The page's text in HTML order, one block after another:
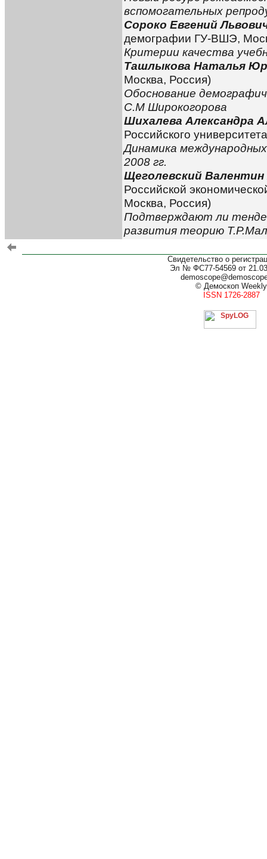
вспомогательных
Сороко Евгений
демографии ГУ-ВШЭ,
Критерии качества
Ташлыкова Наталья
Москва, Россия)
Обоснование
С.М Широкогорова
Шихалева Александра
Российского
Динамика
2008 гг.
Щеголевский Валентин
Российской
Москва, Россия)
Подтверждают ли
развития теорию
Свидетельство о
Эл № ФС77-54569 от
© Демоскоп Weekly
ISSN 1726-2887